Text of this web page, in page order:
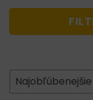
Zoradenie
Sort content
Najobľúbenejšie
Sort content